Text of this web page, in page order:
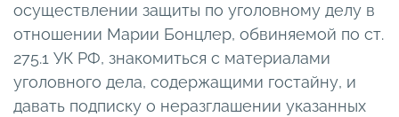
осуществлении защиты по уголовному делу в
отношении Марии Бонцлер, обвиняемой по ст.
275.1 УК РФ, знакомиться с материалами
уголовного дела, содержащими гостайну, и
давать подписку о неразглашении указанных